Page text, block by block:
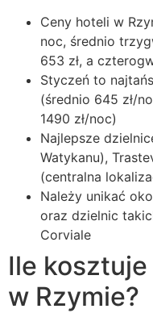
Ceny hoteli w
noc, średnio
653 zł, a
Styczeń to
(średnio 645 zł/
1490 zł/noc)
Najlepsze
Watykanu),
(centralna
Należy unikać
oraz dzielnic
Corviale
Ile
w Rzymie?